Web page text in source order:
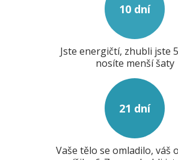
10 dní
Jste energičtí, zhubli jste
nosíte menší šaty
21 dní
Vaše tělo se omladilo, váš